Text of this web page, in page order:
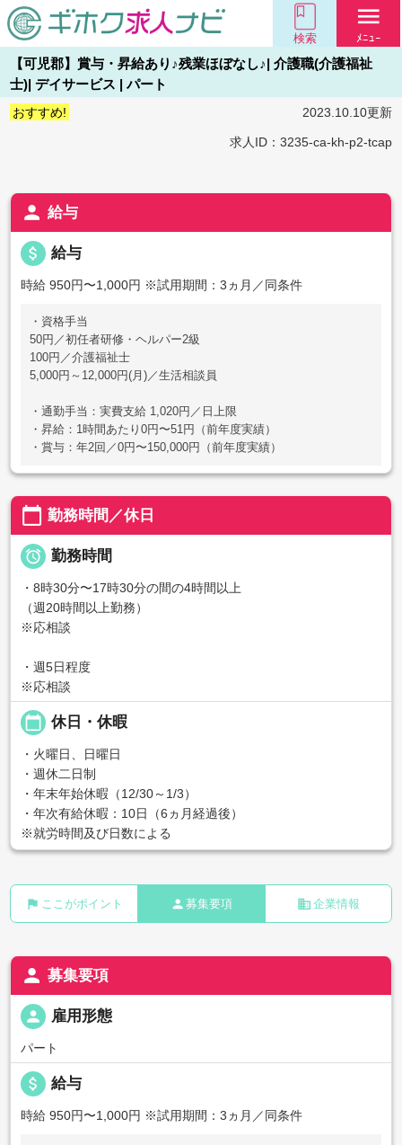
検索
menu
ﾒﾆｭｰ
【可児郡】賞与・昇給あり♪残業ほぼなし♪| 介護職(介護福祉
士)| デイサービス | パート
おすすめ! 2023.10.10更新
求人ID：3235-ca-kh-p2-tcap
person 給与
attach_money 給与
時給 950円〜1,000円 ※試用期間：3ヵ月／同条件
・資格手当
50円／初任者研修・ヘルパー2級
100円／介護福祉士
5,000円～12,000円(月)／生活相談員
・通勤手当：実費支給 1,020円／日上限
・昇給：1時間あたり0円〜51円（前年度実績）
・賞与：年2回／0円〜150,000円（前年度実績）
calendar_today 勤務時間／休日
 勤務時間
・8時30分〜17時30分の間の4時間以上
（週20時間以上勤務）
※応相談
・週5日程度
※応相談
calendar_today 休日・休暇
・火曜日、日曜日
・週休二日制
・年末年始休暇（12/30～1/3）
・年次有給休暇：10日（6ヵ月経過後）
※就労時間及び日数による
flag ここがポイント person 募集要項 business 企業情報
person 募集要項
person 雇用形態
パート
attach_money 給与
時給 950円〜1,000円 ※試用期間：3ヵ月／同条件